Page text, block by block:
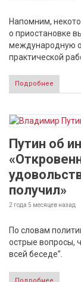
Напомним,
о приостановке
международную
практической
Подробнее
Путин об
получил»
2 года 5 месяцев назад
По словам
острые вопросы,
всей беседе”.